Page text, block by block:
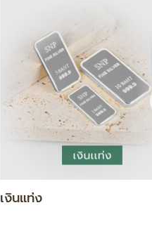
กำไล / สร้อยข้อมือ